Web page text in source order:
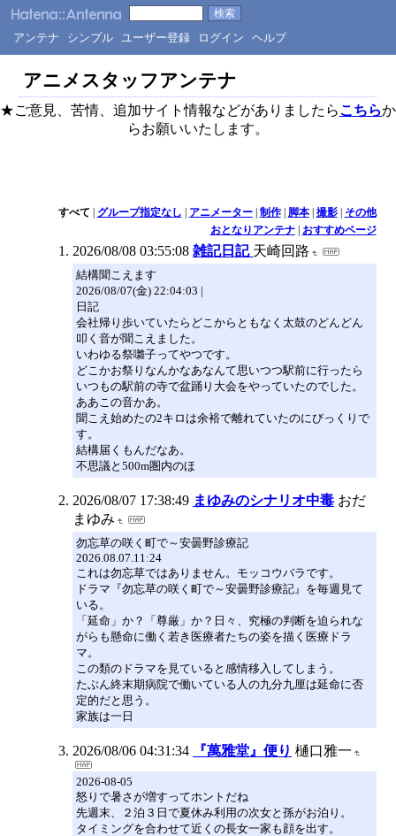
アンテナ シンプル ユーザー登録 ログイン ヘルプ
アニメスタッフアンテナ
★ご意見、苦情、追加サイト情報などがありましたらこちらか
らお願いいたします。
すべて | グループ指定なし | アニメーター| 制作| 脚本| 撮影| その他
おとなりアンテナ| おすすめページ
2026/08/08 03:55:08 雑記日記 天崎回路
結構聞こえます
2026/08/07(金) 22:04:03 |
日記
会社帰り歩いていたらどこからともなく太鼓のどんどん
叩く音が聞こえました。
いわゆる祭囃子ってやつです。
どこかお祭りなんかなあなんて思いつつ駅前に行ったら
いつもの駅前の寺で盆踊り大会をやっていたのでした。
ああこの音かあ。
聞こえ始めたの2キロは余裕で離れていたのにびっくりで
す。
結構届くもんだなあ。
不思議と500m圏内のほ
2026/08/07 17:38:49 まゆみのシナリオ中毒 おだ
まゆみ
勿忘草の咲く町で～安曇野診療記
2026.08.07.11:24
これは勿忘草ではありません。モッコウバラです。
ドラマ『勿忘草の咲く町で～安曇野診療記』を毎週見て
いる。
「延命」か？「尊厳」か？日々、究極の判断を迫られな
がらも懸命に働く若き医療者たちの姿を描く医療ドラ
マ。
この類のドラマを見ていると感情移入してしまう。
たぶん終末期病院で働いている人の九分九厘は延命に否
定的だと思う。
家族は一日
2026/08/06 04:31:34 『萬雅堂』便り 樋口雅一
2026-08-05
怒りで暑さが増すってホントだね
先週末、２泊３日で夏休み利用の次女と孫がお泊り。
タイミングを合わせて近くの長女一家も顔を出す。